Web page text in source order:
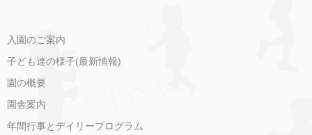
入園のご案内
子ども達の様子(最新情報)
園の概要
園舎案内
年間行事とデイリープログラム